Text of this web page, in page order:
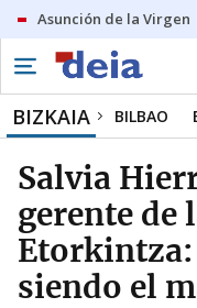
Asunción de la Virgen
BIZKAIA BILBAO
Salvia
gerente de
siendo el